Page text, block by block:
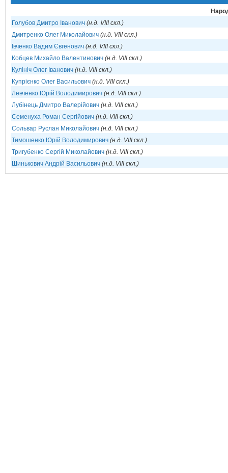
Голубов Дмитро Іванович (н.д. VIII скл.)
Дмитренко Олег Миколайович (н.д. VIII скл.)
Івченко Вадим Євгенович (н.д. VIII скл.)
Кобцев Михайло Валентинович (н.д. VIII скл.)
Кулініч Олег Іванович (н.д. VIII скл.)
Купрієнко Олег Васильович (н.д. VIII скл.)
Левченко Юрій Володимирович (н.д. VIII скл.)
Лубінець Дмитро Валерійович (н.д. VIII скл.)
Семенуха Роман Сергійович (н.д. VIII скл.)
Сольвар Руслан Миколайович (н.д. VIII скл.)
Тимошенко Юрій Володимирович (н.д. VIII скл.)
Тригубенко Сергій Миколайович (н.д. VIII скл.)
Шинькович Андрій Васильович (н.д. VIII скл.)